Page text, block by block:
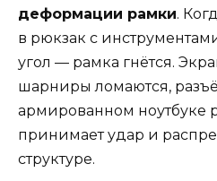
деформации рамки.
в рюкзак с
угол — рамка гнётся.
шарниры ломаются,
армированном ноутбуке
принимает удар и
структуре.